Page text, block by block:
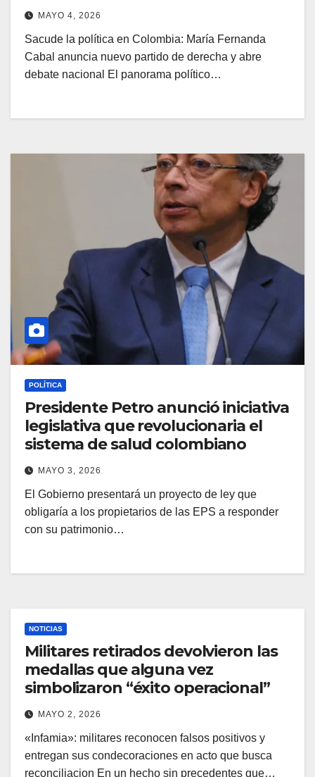
MAYO 4, 2026
Sacude la política en Colombia: María Fernanda
Cabal anuncia nuevo partido de derecha y abre
debate nacional El panorama político…
POLÍTICA
Presidente Petro anunció iniciativa
legislativa que revolucionaria el
sistema de salud colombiano
MAYO 3, 2026
El Gobierno presentará un proyecto de ley que
obligaría a los propietarios de las EPS a responder
con su patrimonio…
NOTICIAS
Militares retirados devolvieron las
medallas que alguna vez
simbolizaron “éxito operacional”
MAYO 2, 2026
«Infamia»: militares reconocen falsos positivos y
entregan sus condecoraciones en acto que busca
reconciliacion En un hecho sin precedentes que…